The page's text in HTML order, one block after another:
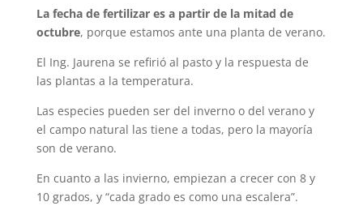
La fecha de fertilizar es a partir de la mitad de
octubre, porque estamos ante una planta de verano.
El Ing. Jaurena se refirió al pasto y la respuesta de
las plantas a la temperatura.
Las especies pueden ser del inverno o del verano y
el campo natural las tiene a todas, pero la mayoría
son de verano.
En cuanto a las invierno, empiezan a crecer con 8 y
10 grados, y “cada grado es como una escalera”.